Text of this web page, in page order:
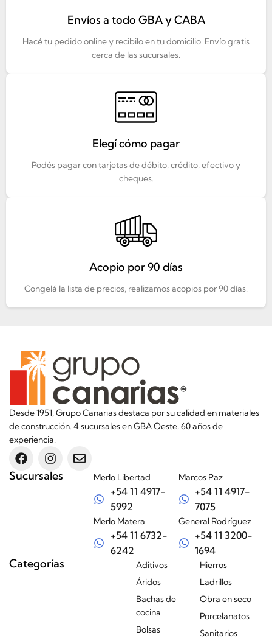
Envíos a todo GBA y CABA
Hacé tu pedido online y recibilo en tu domicilio. Envío gratis
cerca de las sucursales.
Elegí cómo pagar
Podés pagar con tarjetas de débito, crédito, efectivo y
cheques.
Acopio por 90 días
Congelá la lista de precios, realizamos acopios por 90 días.
Desde 1951, Grupo Canarias destaca por su calidad en materiales
de construcción. 4 sucursales en GBA Oeste, 60 años de
experiencia.
Sucursales Merlo Libertad
+54 11 4917-
5992
Merlo Matera
+54 11 6732-
6242
Marcos Paz
+54 11 4917-
7075
General Rodríguez
+54 11 3200-
1694
Categorías
Aditivos
Áridos
Bachas de
cocina
Bolsas
Hierros
Ladrillos
Obra en seco
Porcelanatos
Sanitarios